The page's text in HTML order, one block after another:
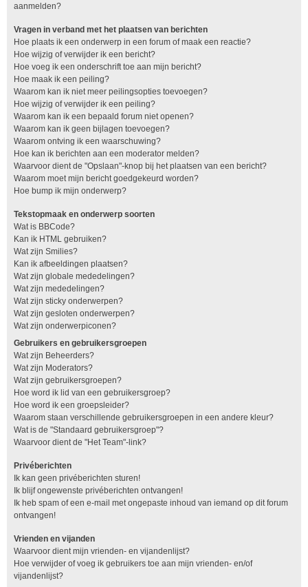
aanmelden?
Vragen in verband met het plaatsen van berichten
Hoe plaats ik een onderwerp in een forum of maak een reactie?
Hoe wijzig of verwijder ik een bericht?
Hoe voeg ik een onderschrift toe aan mijn bericht?
Hoe maak ik een peiling?
Waarom kan ik niet meer peilingsopties toevoegen?
Hoe wijzig of verwijder ik een peiling?
Waarom kan ik een bepaald forum niet openen?
Waarom kan ik geen bijlagen toevoegen?
Waarom ontving ik een waarschuwing?
Hoe kan ik berichten aan een moderator melden?
Waarvoor dient de "Opslaan"-knop bij het plaatsen van een bericht?
Waarom moet mijn bericht goedgekeurd worden?
Hoe bump ik mijn onderwerp?
Tekstopmaak en onderwerp soorten
Wat is BBCode?
Kan ik HTML gebruiken?
Wat zijn Smilies?
Kan ik afbeeldingen plaatsen?
Wat zijn globale mededelingen?
Wat zijn mededelingen?
Wat zijn sticky onderwerpen?
Wat zijn gesloten onderwerpen?
Wat zijn onderwerpiconen?
Gebruikers en gebruikersgroepen
Wat zijn Beheerders?
Wat zijn Moderators?
Wat zijn gebruikersgroepen?
Hoe word ik lid van een gebruikersgroep?
Hoe word ik een groepsleider?
Waarom staan verschillende gebruikersgroepen in een andere kleur?
Wat is de "Standaard gebruikersgroep"?
Waarvoor dient de "Het Team"-link?
Privéberichten
Ik kan geen privéberichten sturen!
Ik blijf ongewenste privéberichten ontvangen!
Ik heb spam of een e-mail met ongepaste inhoud van iemand op dit forum
ontvangen!
Vrienden en vijanden
Waarvoor dient mijn vrienden- en vijandenlijst?
Hoe verwijder of voeg ik gebruikers toe aan mijn vrienden- en/of
vijandenlijst?